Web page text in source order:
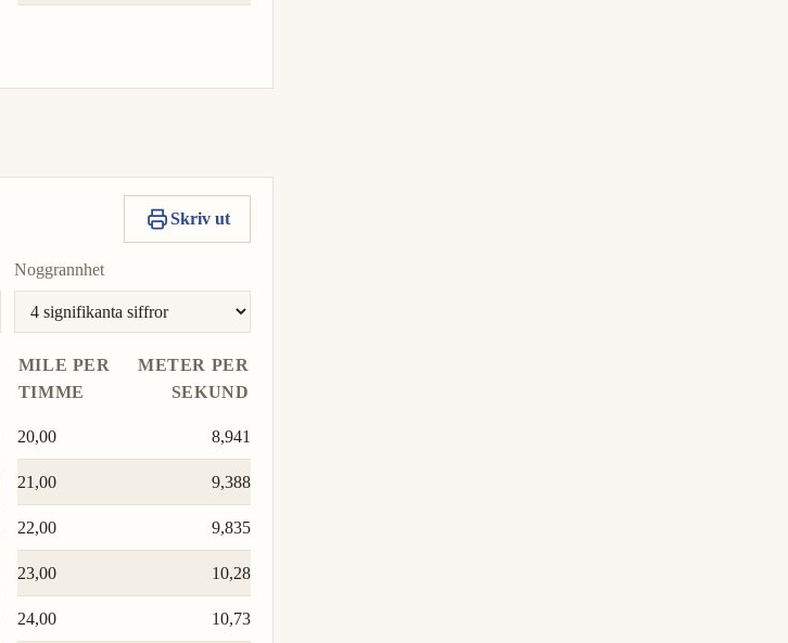
Skriv ut
Noggrannhet
MILE PER
TIMME
METER PER
SEKUND
20,00 8,941
21,00 9,388
22,00 9,835
23,00 10,28
24,00 10,73